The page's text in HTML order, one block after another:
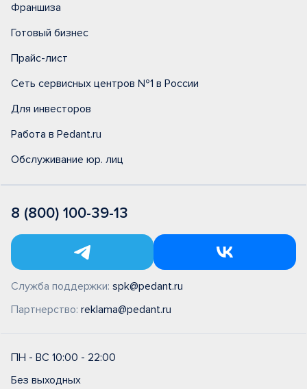
Франшиза
Готовый бизнес
Прайс-лист
Сеть сервисных центров №1 в России
Для инвесторов
Работа в Pedant.ru
Обслуживание юр. лиц
8 (800) 100-39-13
Служба поддержки: spk@pedant.ru
Партнерство: reklama@pedant.ru
ПН - ВС 10:00 - 22:00
Без выходных